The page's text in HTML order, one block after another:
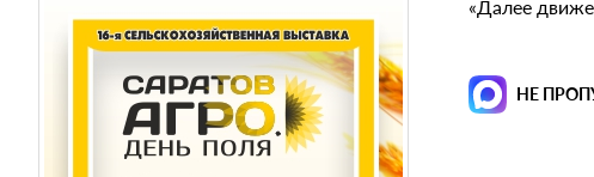
«Далее
НЕ